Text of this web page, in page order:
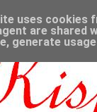
uses cookies
are shared
generate